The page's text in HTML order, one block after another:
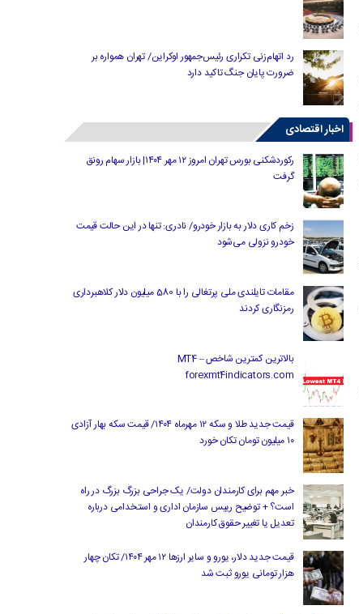
رد اتهام‌زنی تکراری رئیس‌جمهور اوکراین/ تهران همواره بر
ضرورت پایان جنگ تاکید دارد
اخبار اقتصادی
رکوردشکنی بورس تهران امروز ۱۲ مهر ۱۴۰۴| بازار سهام رونق
گرفت
زخم کاری دلار به بازار خودرو/ نادری: تنها در این حالت قیمت
خودرو نزولی می‌شود
مقامات تایلندی ملی پرتغالی را با 580 میلیون دلار کلاهبرداری
رمزنگاری کردند
بالاترین کمترین شاخص MT4 –
forexmt4indicators.com
قیمت جدید طلا و سکه ۱۲ مهرماه ۱۴۰۴/ قیمت سکه بهار آزادی
۱۰ میلیون تومان تکان خورد
خبر مهم برای کارمندان دولت/ یک جراحی بزرگ بزرگ در راه
است؟ + توضیح رییس سازمان اداری و استخدامی درباره
تعدیل یا تغییر حقوق کارمندان
قیمت جدید دلار، یورو و سایر ارزها ۱۲ مهر ۱۴۰۴/ تکان چهار
هزار تومانی یورو ثبت شد